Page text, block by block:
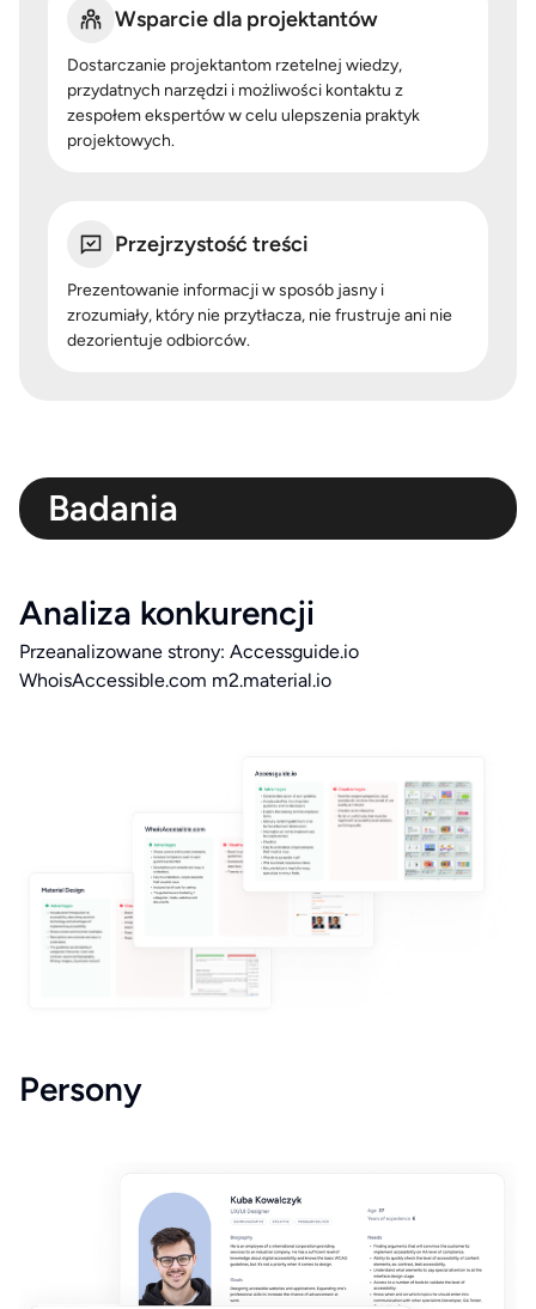
Wsparcie dla projektantów
Dostarczanie projektantom rzetelnej wiedzy,
przydatnych narzędzi i możliwości kontaktu z
zespołem ekspertów w celu ulepszenia praktyk
projektowych.
Przejrzystość treści
Prezentowanie informacji w sposób jasny i
zrozumiały, który nie przytłacza, nie frustruje ani nie
dezorientuje odbiorców.
Badania
Analiza konkurencji
Przeanalizowane strony: Accessguide.io
WhoisAccessible.com m2.material.io
Persony